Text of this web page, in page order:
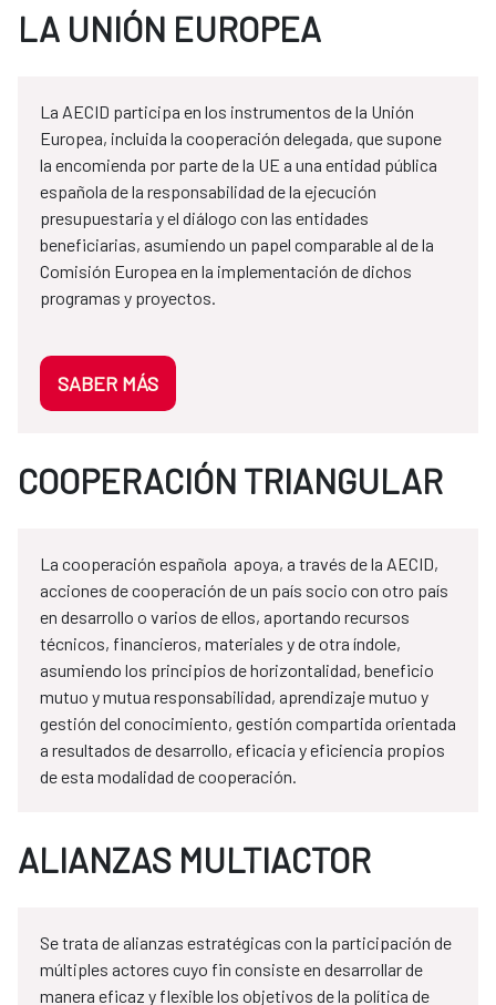
LA UNIÓN EUROPEA
La AECID participa en los instrumentos de la Unión
Europea, incluida la cooperación delegada, que supone
la encomienda por parte de la UE a una entidad pública
española de la responsabilidad de la ejecución
presupuestaria y el diálogo con las entidades
beneficiarias, asumiendo un papel comparable al de la
Comisión Europea en la implementación de dichos
programas y proyectos.
SABER MÁS
COOPERACIÓN TRIANGULAR
La cooperación española apoya, a través de la AECID,
acciones de cooperación de un país socio con otro país
en desarrollo o varios de ellos, aportando recursos
técnicos, financieros, materiales y de otra índole,
asumiendo los principios de horizontalidad, beneficio
mutuo y mutua responsabilidad, aprendizaje mutuo y
gestión del conocimiento, gestión compartida orientada
a resultados de desarrollo, eficacia y eficiencia propios
de esta modalidad de cooperación.
ALIANZAS MULTIACTOR
Se trata de alianzas estratégicas con la participación de
múltiples actores cuyo fin consiste en desarrollar de
manera eficaz y flexible los objetivos de la política de